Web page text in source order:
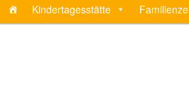
Kindertagesstätte